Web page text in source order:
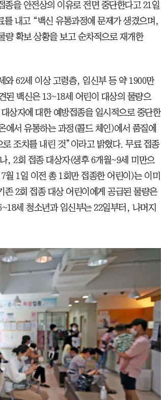
을 안전상의 이유로 전면 중단한다고 21일
내고 “백신 유통과정에 문제가 생겼으며,
량 확보 상황을 보고 순차적으로 재개한
와 62세 이상 고령층, 임신부 등 약 1900만
된 백신은 13~18세 어린이 대상의 물량으
상자에 대한 예방접종을 일시적으로 중단한
서 유통하는 과정(콜드 체인)에서 품질에
조치를 내린 것”이라고 밝혔다. 무료 접종
, 2회 접종 대상자(생후 6개월~9세 미만으
1일 이전 총 1회만 접종한 어린이)는 이미
2회 접종 대상 어린이에게 공급된 물량은
세 청소년과 임신부는 22일부터, 나머지